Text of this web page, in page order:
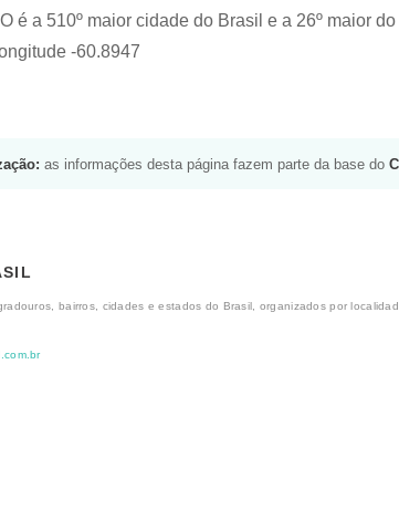
é a 510º maior cidade do Brasil e a 26º maior
-60.8947
as informações desta página fazem parte da base do
bairros, cidades e estados do Brasil, organizados por